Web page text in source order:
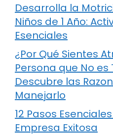
Desarrolla la
Niños de 1 Año:
Esenciales
¿Por Qué Sientes
Persona que No es
Descubre las
Manejarlo
12 Pasos
Empresa Exitosa